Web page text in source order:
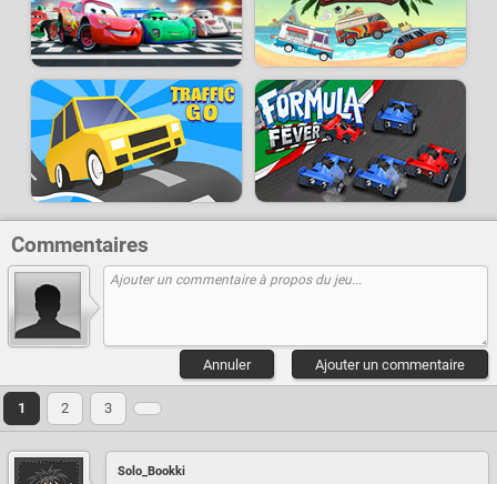
Commentaires
Ajouter un commentaire
Annuler
1 2 3
Solo_Bookki